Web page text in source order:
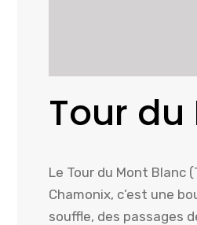
Tour du
Le Tour du Mont Blanc
Chamonix, c’est une
souffle, des passages